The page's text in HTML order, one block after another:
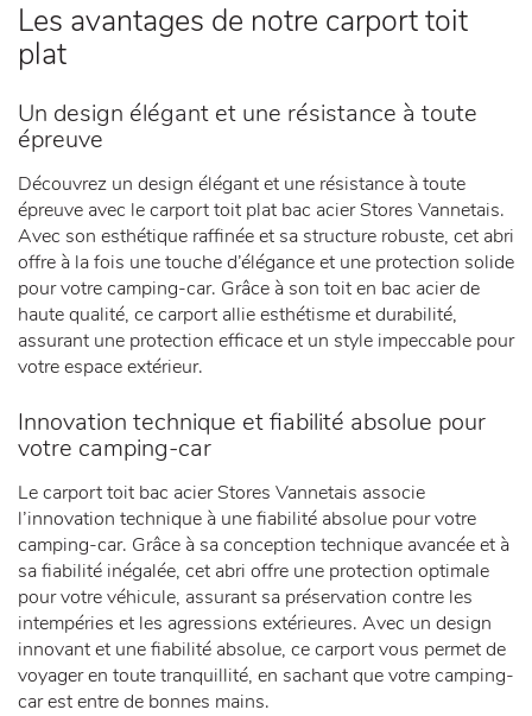
Les avantages de notre carport toit
plat
Un design élégant et une résistance à toute
épreuve
Découvrez un design élégant et une résistance à toute
épreuve avec le carport toit plat bac acier Stores Vannetais.
Avec son esthétique raffinée et sa structure robuste, cet abri
offre à la fois une touche d’élégance et une protection solide
pour votre camping-car. Grâce à son toit en bac acier de
haute qualité, ce carport allie esthétisme et durabilité,
assurant une protection efficace et un style impeccable pour
votre espace extérieur.
Innovation technique et fiabilité absolue pour
votre camping-car
Le carport toit bac acier Stores Vannetais associe
l’innovation technique à une fiabilité absolue pour votre
camping-car. Grâce à sa conception technique avancée et à
sa fiabilité inégalée, cet abri offre une protection optimale
pour votre véhicule, assurant sa préservation contre les
intempéries et les agressions extérieures. Avec un design
innovant et une fiabilité absolue, ce carport vous permet de
voyager en toute tranquillité, en sachant que votre camping-
car est entre de bonnes mains.